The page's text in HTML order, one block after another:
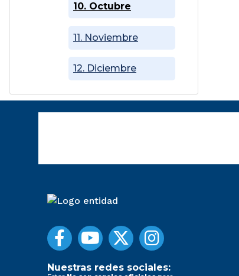
10. Octubre
11. Noviembre
12. Diciembre
Nuestras redes sociales: